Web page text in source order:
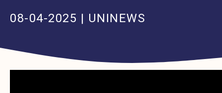
08-04-2025 | UNINEWS